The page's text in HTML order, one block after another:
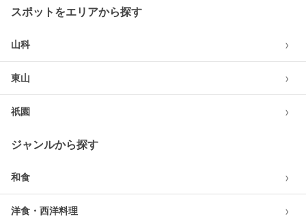
スポットをエリアから探す
山科 ›
東山 ›
祇園 ›
ジャンルから探す
和食 ›
洋食・西洋料理 ›